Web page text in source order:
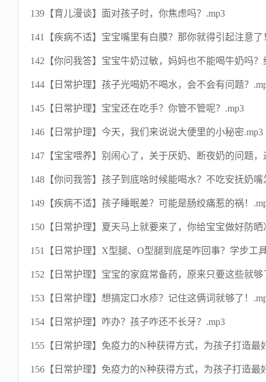
139【育儿漫谈】面对孩子时，你焦虑吗？.mp3
141【疾病不适】宝宝嘴里有白膜？那你就得引起注意了
142【你问我答】宝宝牛奶过敏，妈妈也不能喝牛奶吗
144【日常护理】孩子光喝奶不喝水，会不会有问题？
145【日常护理】宝宝还在吃手？你管不管呢？.mp3
146【日常护理】今天，我们来说说大便里的小秘密.mp3
147【宝宝喂养】别闹心了，关于厌奶、断夜奶的问题，
148【你问我答】孩子到底啥时候能喝水？不吃安抚奶嘴
149【疾病不适】孩子睡眠差？可能是肠绞痛惹的祸！
150【日常护理】夏天马上就要来了，你给宝宝做好防晒
151【日常护理】X型腿、O型腿到底是咋回事？学步工
152【日常护理】宝宝的家庭常备药，原来只要这些就够
153【日常护理】想搞定口水疹？记住这俩词就够了！
154【日常护理】咋办？孩子咋还不长牙？.mp3
155【日常护理】免疫力的N种获得方式，为孩子打造最
156【日常护理】免疫力的N种获得方式，为孩子打造最